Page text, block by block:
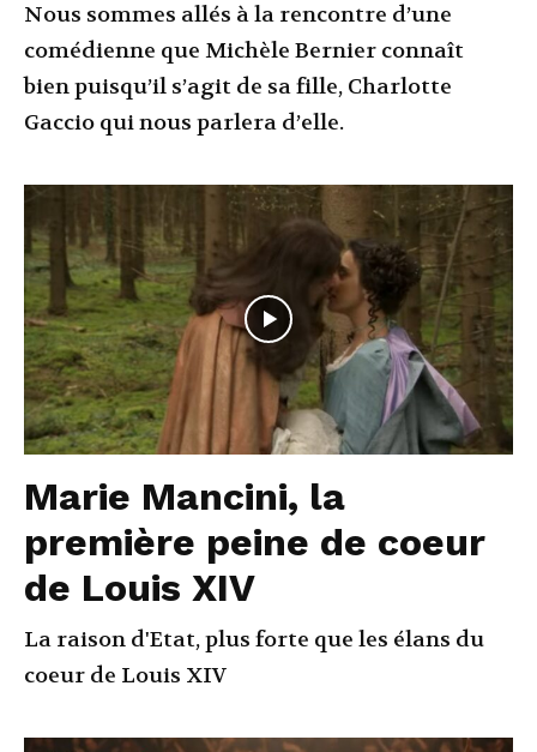
Nous sommes allés à la rencontre d’une
comédienne que Michèle Bernier connaît
bien puisqu’il s’agit de sa fille, Charlotte
Gaccio qui nous parlera d’elle.
Marie Mancini, la
première peine de coeur
de Louis XIV
La raison d'Etat, plus forte que les élans du
coeur de Louis XIV